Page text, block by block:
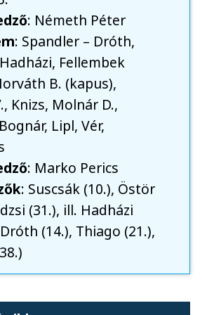
: Németh Péter
: Spandler – Dróth,
Fellembek
B. (kapus),
Knizs, Molnár D.,
Lipl, Vér,
: Marko Perics
: Suscsák (10.), Östör
(31.), ill. Hadházi
(14.), Thiago (21.),